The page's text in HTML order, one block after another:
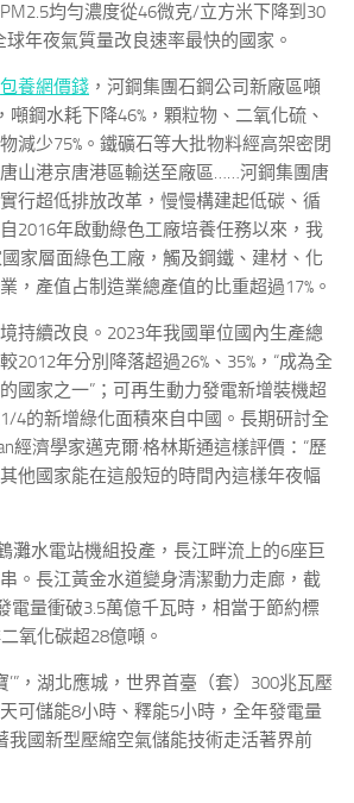
均勻濃度從46微克/立方米下降到30
年夜氣質量改良速率最快的國家。
包養網價錢 ，河鋼集團石鋼公司新廠區噸
噸鋼水耗下降46%，顆粒物、二氧化硫、
減少75%。鐵礦石等大批物料經高架密閉
山港京唐港區輸送至廠區……河鋼集團唐
行超低排放改革，慢慢構建起低碳、循
2016年啟動綠色工廠培養任務以來，我
家層面綠色工廠，觸及鋼鐵、建材、化
，產值占制造業總產值的比重超過17%。
持續改良。2023年我國單位國內生產總
2012年分別降落超過26%、35%，“成為全
國家之一”；可再生動力發電新增裝機超
4的新增綠化面積來自中國。長期研討全
經濟學家邁克爾·格林斯通這樣評價：“歷
他國家能在這般短的時間內這樣年夜幅
灘水電站機組投產，長江畔流上的6座巨
。長江黃金水道變身清潔動力走廊，截
電量衝破3.5萬億千瓦時，相當于節約標
氧化碳超28億噸。
’”，湖北應城，世界首臺（套）300兆瓦壓
可儲能8小時、釋能5小時，全年發電量
我國新型壓縮空氣儲能技術走活著界前